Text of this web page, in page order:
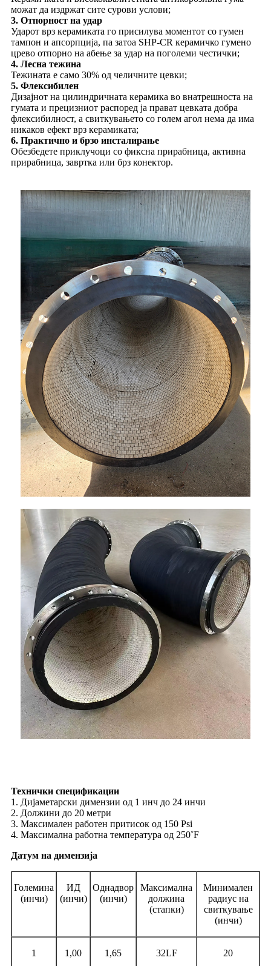
можат да издржат сите сурови услови;
3. Отпорност на удар
Ударот врз керамиката го присилува моментот со гумен
тампон и апсорпција, па затоа SHP-CR керамичко гумено
црево отпорно на абење за удар на поголеми честички;
4. Лесна тежина
Тежината е само 30% од челичните цевки;
5. Флексибилен
Дизајнот на цилиндричната керамика во внатрешноста на
гумата и прецизниот распоред ја прават цевката добра
флексибилност, а свиткувањето со голем агол нема да има
никаков ефект врз керамиката;
6. Практично и брзо инсталирање
Обезбедете приклучоци со фиксна прирабница, активна
прирабница, завртка или брз конектор.
Технички спецификации
1. Дијаметарски димензии од 1 инч до 24 инчи
2. Должини до 20 метри
3. Максимален работен притисок од 150 Psi
4. Максимална работна температура од 250˚F
Датум на димензија
Големина
(инчи)
ИД
(инчи)
Однадвор
(инчи)
Максимална
должина
(стапки)
Минимален
радиус на
свиткување
(инчи)
1 1,00 1,65 32LF 20